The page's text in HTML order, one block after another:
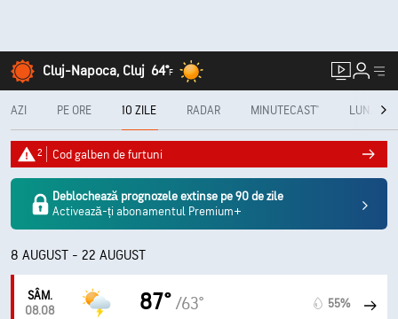
Cluj-Napoca, Cluj 64°F
AZI PE ORE 10 ZILE RADAR MINUTECAST® LUNAR
2 Cod galben de furtuni
Deblochează prognozele extinse pe 90 de zile
Activează-ți abonamentul Premium+
8 AUGUST - 22 AUGUST
SÂM.
08.08
87° /63° 55%